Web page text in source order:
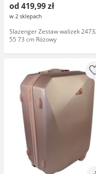
od 419,99 zł
w 2 sklepach
Slazenger Zestaw walizek
55 73 cm Różowy